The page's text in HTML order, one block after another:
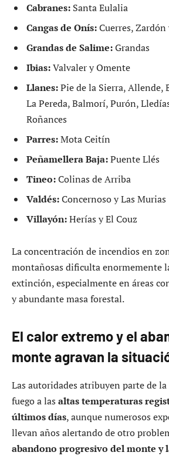
Cabranes: Santa Eulalia
Cangas de Onís:Cuerres,
Grandas de Salime:Grandas
Ibias:Valvaler y Omente
Llanes:Pie de la Sierra, Allende,
La Pereda, Balmorí, Purón,
Roñances
Parres:Mota Ceitín
Peñamellera Baja:Puente Llés
Tineo:Colinas de Arriba
Valdés:Concernoso y Las Murias
Villayón:Herías y El Couz
La concentración de incendios en
montañosas dificulta enormemente
extinción, especialmente en áreas
y abundante masa forestal.
El calor extremo y el
monte agravan la
Las autoridades atribuyen parte de
fuego a las altas temperaturas
últimos días, aunque numerosos
llevan años alertando de otro
abandono progresivo del monte y